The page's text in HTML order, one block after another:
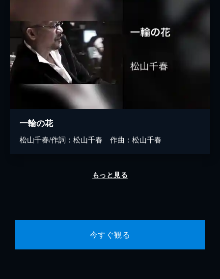
一輪の花
松山千春/作詞：松山千春 作曲：松山千春
もっと見る
今すぐ観る